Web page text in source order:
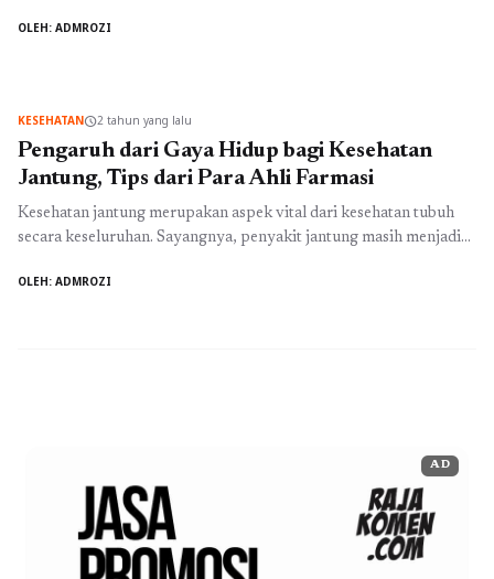
tahunnya. Di Indonesia, kasus diabetes juga menunjukkan tren
OLEH: ADMROZI
KESEHATANschedule2 tahun yang lalu
Pengaruh dari Gaya Hidup bagi Kesehatan
Jantung, Tips dari Para Ahli Farmasi
Kesehatan jantung merupakan aspek vital dari kesehatan tubuh
secara keseluruhan. Sayangnya, penyakit jantung masih menjadi
Indonesia. Banyak faktor yang mempengaruhi kesehatan jantung,
OLEH: ADMROZI
AD